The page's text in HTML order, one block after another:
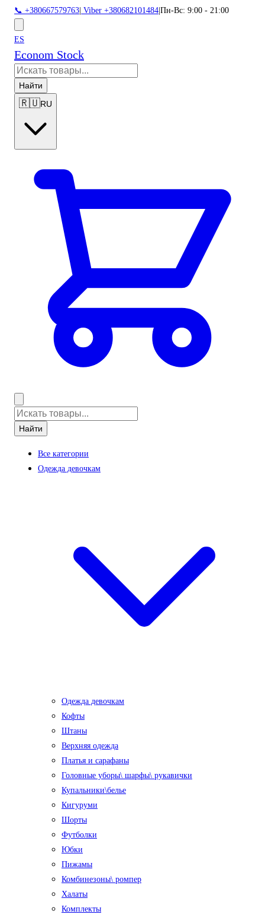
📞 +380667579763 Viber +380682101484 Пн-Вс: 9:00 - 21:00
ES
Econom Stock
Найти
🇷🇺RU
Найти
Все категории
Одежда девочкам
Одежда девочкам
Кофты
Штаны
Верхняя одежда
Платья и сарафаны
Головные уборы\ шарфы\ рукавички
Купальники\белье
Кигуруми
Шорты
Футболки
Юбки
Пижамы
Комбинезоны\ ромпер
Халаты
Комплекты